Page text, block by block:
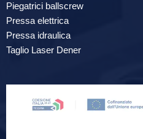
Piegatrici ballscrew
Pressa elettrica
Pressa idraulica
Taglio Laser Dener